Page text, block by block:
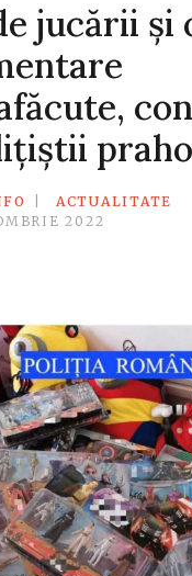
jucării și
ACTUALITATE
2022